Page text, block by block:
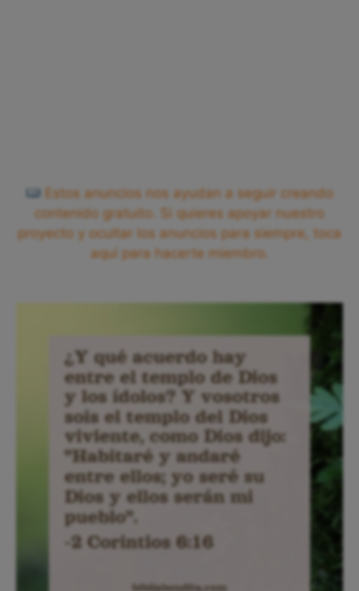
Estos anuncios nos ayudan a seguir creando
contenido gratuito. Si quieres apoyar nuestro
proyecto y ocultar los anuncios para siempre, toca
aquí para hacerte miembro.